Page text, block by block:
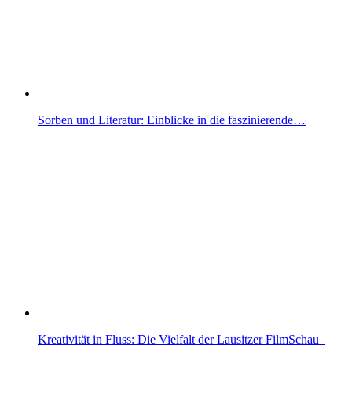
Sorben und Literatur: Einblicke in die faszinierende…
Kreativität in Fluss: Die Vielfalt der Lausitzer FilmSchau